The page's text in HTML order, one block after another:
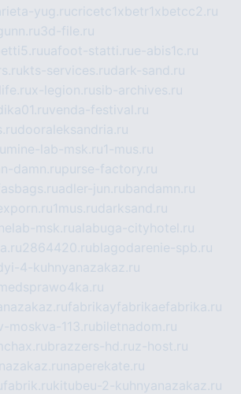
yug.rucricetc1xbetr1xbetcc2.ru
3d-file.ru
uafoot-statti.rue-abis1c.ru
kts-services.rudark-sand.ru
x-legion.rusib-archives.ru
venda-festival.ru
dooraleksandria.ru
mine-lab-msk.ru1-mus.ru
damn.rupurse-factory.ru
adler-jun.rubandamn.ru
1mus.rudarksand.ru
msk.rualabuga-cityhotel.ru
2864420.rublagodarenie-spb.ru
4-kuhnyanazakaz.ru
medsprawo4ka.ru
fabrikayfabrikaefabrika.ru
moskva-113.rubiletnadom.ru
brazzers-hd.ruz-host.ru
naperekate.ru
kitubeu-2-kuhnyanazakaz.ru